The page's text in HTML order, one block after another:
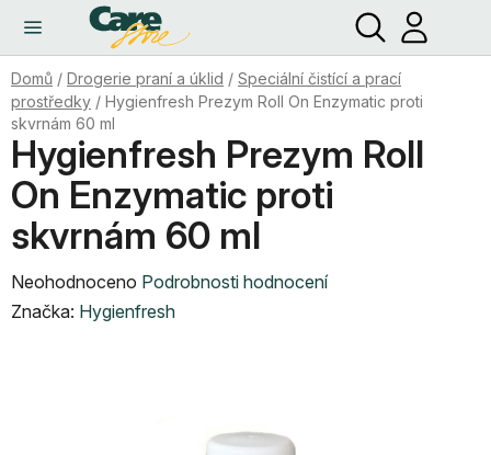
obsah
Hledat
Domů / Drogerie praní a úklid / Speciální čistící a prací
prostředky / Hygienfresh Prezym Roll On Enzymatic proti
skvrnám 60 ml
Hygienfresh Prezym Roll
On Enzymatic proti
skvrnám 60 ml
Průměrné
hodnocení
Neohodnoceno Podrobnosti hodnocení
Značka: Hygienfresh